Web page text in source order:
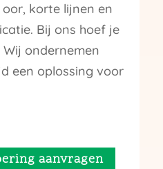
korte lijnen en
Bij ons hoef je
ondernemen
een oplossing voor
aanvragen